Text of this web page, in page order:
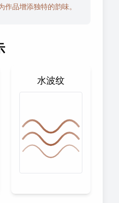
品增添独特的韵味。
水波纹